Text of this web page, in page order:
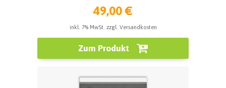
49,00 €
inkl. 7% MwSt. zzgl. Versandkosten
Zum Produkt